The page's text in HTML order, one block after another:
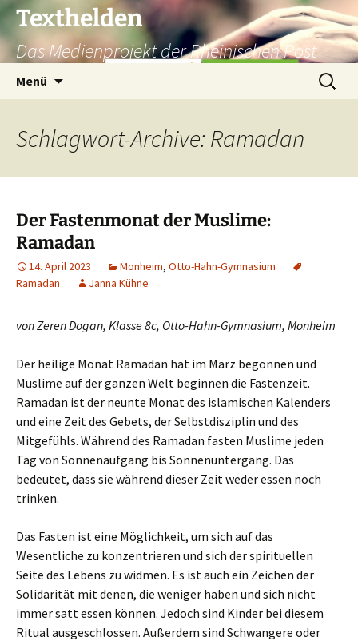
Texthelden
Das Medienprojekt der Rheinischen Post
Menü
Suchen
nach:
Schlagwort-Archive: Ramadan
Der Fastenmonat der Muslime:
Ramadan
14. April 2023 Monheim, Otto-Hahn-Gymnasium
Ramadan
Janna Kühne
von Zeren Dogan, Klasse 8c, Otto-Hahn-Gymnasium, Monheim
Der heilige Monat Ramadan hat im März begonnen und
Muslime auf der ganzen Welt beginnen die Fastenzeit.
Ramadan ist der neunte Monat des islamischen Kalenders
und eine Zeit des Gebets, der Selbstdisziplin und des
Mitgefühls. Während des Ramadan fasten Muslime jeden
Tag von Sonnenaufgang bis Sonnenuntergang. Das
bedeutet, dass sie während dieser Zeit weder essen noch
trinken.
Das Fasten ist eine Möglichkeit, um sich auf das
Wesentliche zu konzentrieren und sich der spirituellen
Seite des Lebens zu widmen. Es ist auch ein Zeichen der
Solidarität mit denen, die weniger haben und sich nicht
immer satt essen können. Jedoch sind Kinder bei diesem
Ritual ausgeschlossen. Außerdem sind Schwangere oder